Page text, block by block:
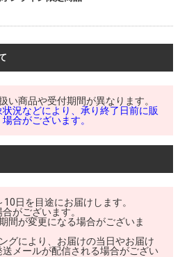
い商品や受付期間が異なります。
況などにより、承り終了日前に販
合がございます。
日を目途にお届けします。
がございます。
間が変更になる場合がございま
グにより、お届けの当日やお届け
メールが配信される場合がござい